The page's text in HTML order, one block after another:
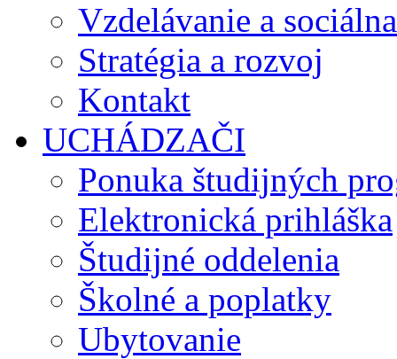
Vzdelávanie a
Stratégia a rozvoj
Kontakt
UCHÁDZAČI
Ponuka študijných
Elektronická prihláška
Študijné oddelenia
Školné a poplatky
Ubytovanie